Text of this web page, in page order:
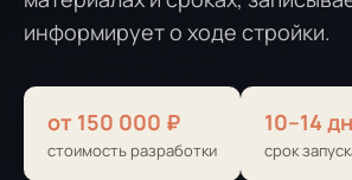
информирует о ходе стройки.
от 150 000 ₽
стоимость разработки
10–14
срок